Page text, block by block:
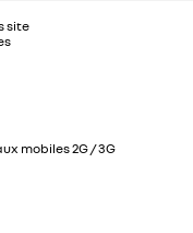
site
mobiles 2G / 3G